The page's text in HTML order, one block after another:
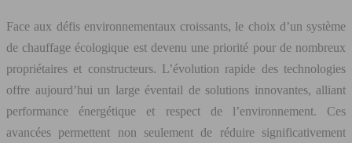
Face aux défis environnementaux croissants, le choix d’un système
de chauffage écologique est devenu une priorité pour de nombreux
propriétaires et constructeurs. L’évolution rapide des technologies
offre aujourd’hui un large éventail de solutions innovantes, alliant
performance énergétique et respect de l’environnement. Ces
avancées permettent non seulement de réduire significativement